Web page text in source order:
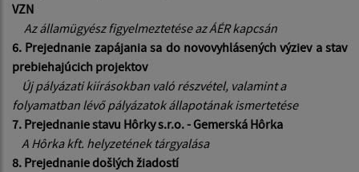
VZN
Az államügyész figyelmeztetése az ÁÉR kapcsán
6. Prejednanie zapájania sa do novovyhlásených výziev a stav
prebiehajúcich projektov
Új pályázati kiírásokban való részvétel, valamint a
folyamatban lévő pályázatok állapotának ismertetése
7. Prejednanie stavu Hôrky s.r.o. - Gemerská Hôrka
A Hôrka kft. helyzetének tárgyalása
8. Prejednanie došlých žiadostí